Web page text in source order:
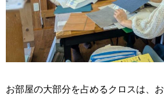
お部屋の大部分を占めるクロスは、